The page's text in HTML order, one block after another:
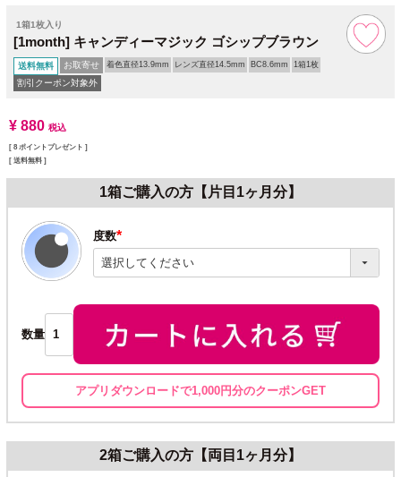
1箱1枚入り
[1month] キャンディーマジック ゴシップブラウン
送料無料 お取寄せ 着色直径13.9mm レンズ直径14.5mm BC8.6mm 1箱1枚
割引クーポン対象外
¥ 880 税込
[ 8 ポイントプレゼント ]
送料無料
1箱ご購入の方【片目1ヶ月分】
度数
(必
須)
数量
アプリダウンロードで1,000円分のクーポンGET
2箱ご購入の方【両目1ヶ月分】